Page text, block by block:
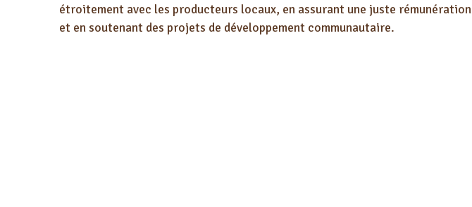
étroitement avec les producteurs locaux, en assurant une juste rémunération
et en soutenant des projets de développement communautaire.